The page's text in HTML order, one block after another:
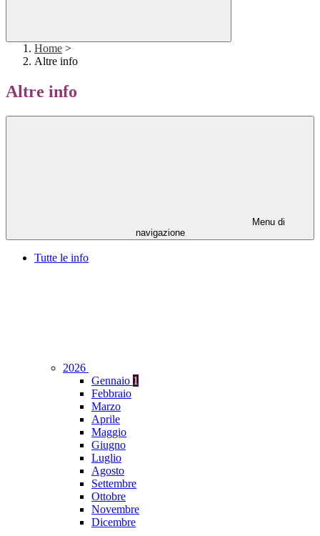
Home >
Altre info
Altre info
Menu di
navigazione
Tutte le info
2026
Gennaio 1
Febbraio
Marzo
Aprile
Maggio
Giugno
Luglio
Agosto
Settembre
Ottobre
Novembre
Dicembre